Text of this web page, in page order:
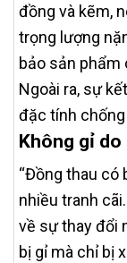
đồng và kẽm,
trọng lượng
bảo sản phẩm
Ngoài ra, sự
đặc tính
Không gỉ
“Đồng thau có
nhiều tranh
về sự thay đổi
bị gỉ mà chỉ bị